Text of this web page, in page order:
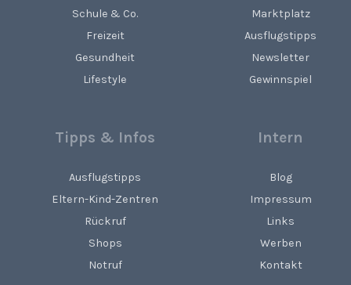
Schule & Co.
Freizeit
Gesundheit
Lifestyle
Marktplatz
Ausflugstipps
Newsletter
Gewinnspiel
Tipps & Infos
Ausflugstipps
Eltern-Kind-Zentren
Rückruf
Shops
Notruf
Intern
Blog
Impressum
Links
Werben
Kontakt